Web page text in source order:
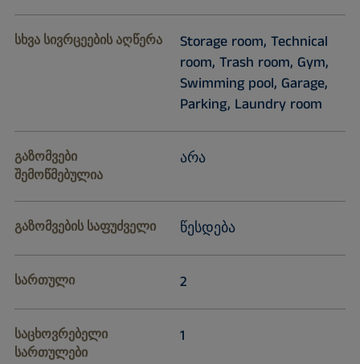
სხვა სივრცეების აღწერა
Storage room, Technical
room, Trash room, Gym,
Swimming pool, Garage,
Parking, Laundry room
გაზომვები
შემოწმებულია
არა
გაზომვების საფუძველი წესდება
სართული 2
საცხოვრებელი
სართულები
1